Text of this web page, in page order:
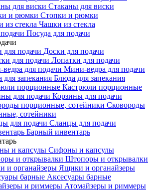
Стаканы для виски
Стопки и рюмки
Чашки из стекла
Посуда для подачи
Доски для подачи
Лопатки для подачи
Мини-ведра для подачи
Блюда для запекания
Кастрюли порционные
Корзины для подачи
Сковороды
сотейники
Сланцы для подачи
Барный инвентарь
Сифоны и капсулы
Штопоры и открывалки
Ящики и органайзеры
Аксесуары барные
Атомайзеры и риммеры